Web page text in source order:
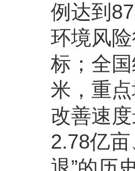
例达到
环境风
标；全
米，重
改善速
2.78亿